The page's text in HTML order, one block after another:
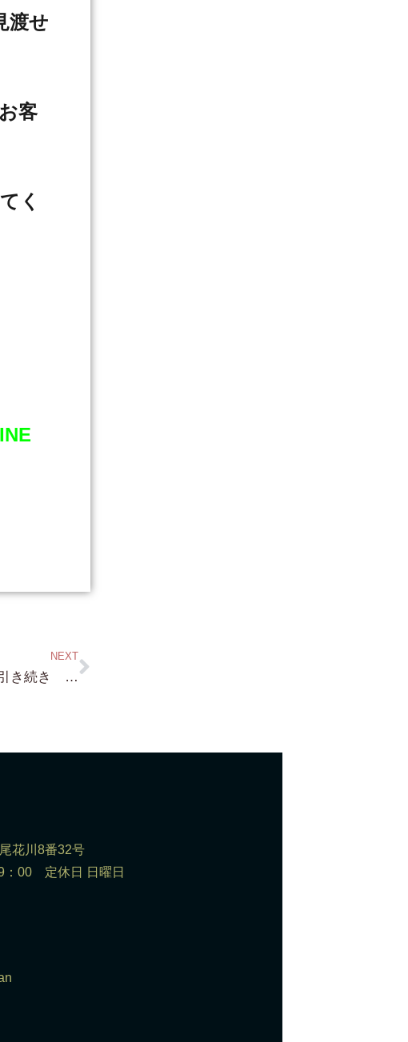
渡せ
客
く
NEXT
おはようございます！・・今週も 引き続き 琵琶湖浜付・琵琶湖別荘 見つけてきます！ 和邇の物件も 多数お問い合わせありがとうございます。
花川8番32号
00 定休日 日曜日